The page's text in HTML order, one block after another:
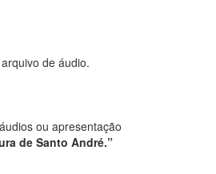
de áudio.
ou apresentação
de Santo André.”